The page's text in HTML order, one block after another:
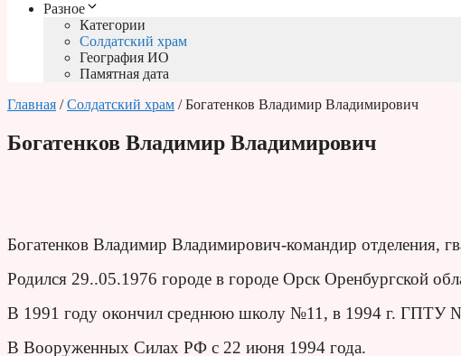
Разное
Категории
Солдатский храм
География ИО
Памятная дата
Главная /Солдатский храм / Богатенков Владимир Владимирович
Богатенков Владимир Владимирович
Богатенков Владимир Владимирович-командир отделения,
Родился 29..05.1976 городе в городе Орск Оренбургской
В 1991 году окончил среднюю школу №11, в 1994 г. ГПТУ
В Вооруженных Силах РФ с 22 июня 1994 года.